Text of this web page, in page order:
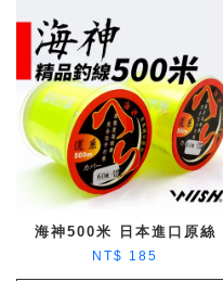
海神500米 日本進口原絲
NT$ 185